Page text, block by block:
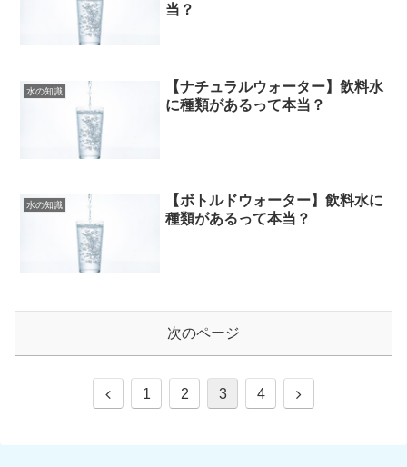
当？
水の知識
【ナチュラルウォーター】飲料水
に種類があるって本当？
水の知識
【ボトルドウォーター】飲料水に
種類があるって本当？
次のページ
1 2 3 4